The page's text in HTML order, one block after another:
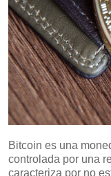
Bitcoin es una
controlada por una
caracteriza por no